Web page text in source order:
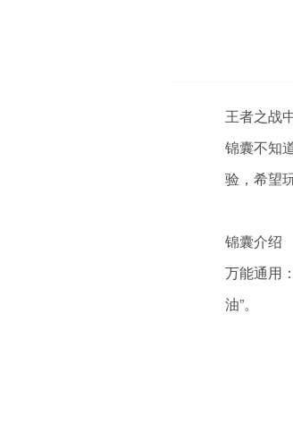
王者之战
锦囊不知
验，希望
锦囊介绍
万能通用
油”。